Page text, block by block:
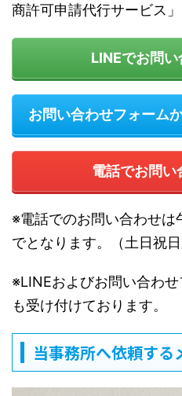
商許可申請代行サービス
LINEでお問
お問い合わせフォーム
電話でお問い
※電話でのお問い合わせは
でとなります。（土日祝日
※LINEおよびお問い合わ
も受け付けております。
当事務所へ依頼する